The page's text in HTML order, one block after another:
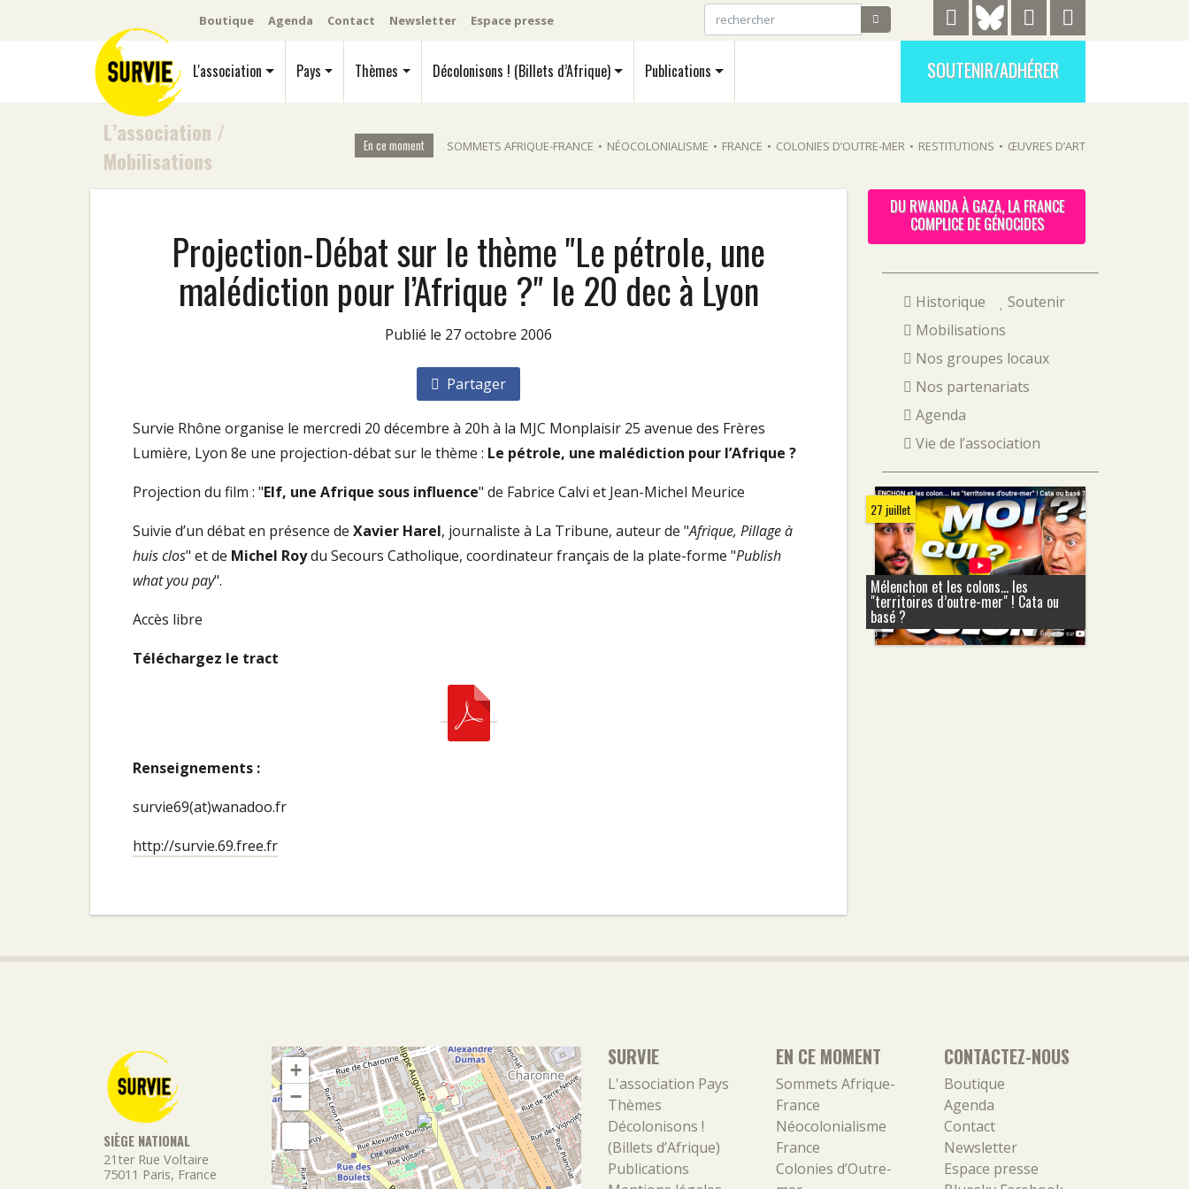
Boutique Agenda Contact Newsletter Espace presse
L'association Pays Thèmes Décolonisons ! (Billets d’Afrique) Publications SOUTENIR/ADHÉRER
L’association /
Mobilisations
En ce moment SOMMETS AFRIQUE-FRANCE • NÉOCOLONIALISME • FRANCE • COLONIES D’OUTRE-MER • RESTITUTIONS • ŒUVRES D’ART
Projection-Débat sur le thème "Le pétrole, une
malédiction pour l’Afrique ?" le 20 dec à Lyon
Publié le 27 octobre 2006
Partager
Survie Rhône organise le mercredi 20 décembre à 20h à la MJC Monplaisir 25 avenue des Frères
Lumière, Lyon 8e une projection-débat sur le thème : Le pétrole, une malédiction pour l’Afrique ?
Projection du film : "Elf, une Afrique sous influence" de Fabrice Calvi et Jean-Michel Meurice
Suivie d’un débat en présence de Xavier Harel, journaliste à La Tribune, auteur de "Afrique, Pillage à
huis clos" et de Michel Roydu Secours Catholique, coordinateur français de la plate-forme "Publish
what you pay".
Accès libre
Téléchargez le tract
Renseignements :
survie69(at)wanadoo.fr
http://survie.69.free.fr
DU RWANDA À GAZA, LA FRANCE
COMPLICE DE GÉNOCIDES
Historique
Soutenir
Mobilisations
Nos groupes locaux
Nos partenariats
Agenda
Vie de l’association
27 juillet
Mélenchon et les colons... les
"territoires d’outre-mer" ! Cata ou
basé ?
SIÈGE NATIONAL
21ter Rue Voltaire
75011 Paris, France
+
−
SURVIE
L'association Pays
Thèmes
Décolonisons !
(Billets d’Afrique)
Publications
EN CE MOMENT
Sommets Afrique-
France
Néocolonialisme
France
Colonies d’Outre-
CONTACTEZ-NOUS
Boutique
Agenda
Contact
Newsletter
Espace presse